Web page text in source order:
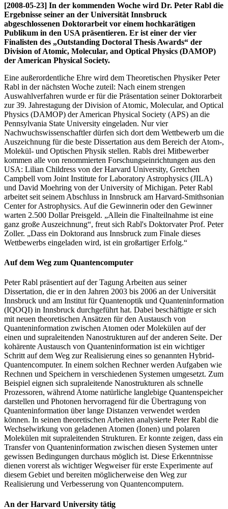
[2008-05-23] In der kommenden Woche wird Dr. Peter Rabl die
Ergebnisse seiner an der Universität Innsbruck
abgeschlossenen Doktorarbeit vor einem hochkarätigen
Publikum in den USA präsentieren. Er ist einer der vier
Finalisten des „Outstanding Doctoral Thesis Awards“ der
Division of Atomic, Molecular, and Optical Physics (DAMOP)
der American Physical Society.
Eine außerordentliche Ehre wird dem Theoretischen Physiker Peter
Rabl in der nächsten Woche zuteil: Nach einem strengen
Auswahlverfahren wurde er für die Präsentation seiner Doktorarbeit
zur 39. Jahrestagung der Division of Atomic, Molecular, and Optical
Physics (DAMOP) der American Physical Society (APS) an die
Pennsylvania State University eingeladen. Nur vier
Nachwuchswissenschaftler dürfen sich dort dem Wettbewerb um die
Auszeichnung für die beste Dissertation aus dem Bereich der Atom-,
Molekül- und Optischen Physik stellen. Rabls drei Mitbewerber
kommen alle von renommierten Forschungseinrichtungen aus den
USA: Lilian Childress von der Harvard University, Gretchen
Campbell vom Joint Institute for Laboratory Astrophysics (JILA)
und David Moehring von der University of Michigan. Peter Rabl
arbeitet seit seinem Abschluss in Innsbruck am Harvard-Smithsonian
Center for Astrophysics. Auf die Gewinnerin oder den Gewinner
warten 2.500 Dollar Preisgeld. „Allein die Finalteilnahme ist eine
ganz große Auszeichnung“, freut sich Rabl's Doktorvater Prof. Peter
Zoller. „Dass ein Doktorand aus Innsbruck zum Finale dieses
Wettbewerbs eingeladen wird, ist ein großartiger Erfolg.“
Auf dem Weg zum Quantencomputer
Peter Rabl präsentiert auf der Tagung Arbeiten aus seiner
Dissertation, die er in den Jahren 2003 bis 2006 an der Universität
Innsbruck und am Institut für Quantenoptik und Quanteninformation
(IQOQI) in Innsbruck durchgeführt hat. Dabei beschäftigte er sich
mit neuen theoretischen Ansätzen für den Austausch von
Quanteninformation zwischen Atomen oder Molekülen auf der
einen und supraleitenden Nanostrukturen auf der anderen Seite. Der
kohärente Austausch von Quanteninformation ist ein wichtiger
Schritt auf dem Weg zur Realisierung eines so genannten Hybrid-
Quantencomputer. In einem solchen Rechner werden Aufgaben wie
Rechnen und Speichern in verschiedenen Systemen umgesetzt. Zum
Beispiel eignen sich supraleitende Nanostrukturen als schnelle
Prozessoren, während Atome natürliche langlebige Quantenspeicher
darstellen und Photonen hervorragend für die Übertragung von
Quanteninformation über lange Distanzen verwendet werden
können. In seinen theoretischen Arbeiten analysierte Peter Rabl die
Wechselwirkung von geladenen Atomen (Ionen) und polaren
Molekülen mit supraleitenden Strukturen. Er konnte zeigen, dass ein
Transfer von Quanteninformation zwischen diesen Systemen unter
gewissen Bedingungen durchaus möglich ist. Diese Erkenntnisse
dienen vorerst als wichtiger Wegweiser für erste Experimente auf
diesem Gebiet und bereiten möglicherweise den Weg zur
Realisierung und Verbesserung von Quantencomputern.
An der Harvard University tätig